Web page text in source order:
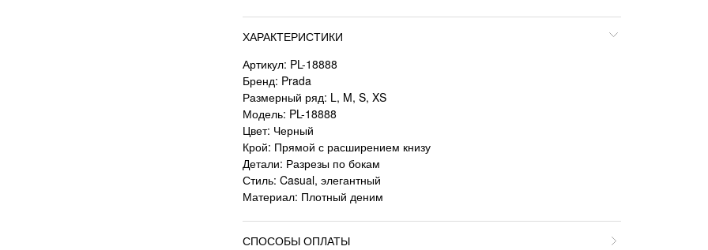
ХАРАКТЕРИСТИКИ
Артикул: PL-18888
Бренд: Prada
Размерный ряд: L, M, S, XS
Модель: PL-18888
Цвет: Черный
Крой: Прямой с расширением книзу
Детали: Разрезы по бокам
Стиль: Casual, элегантный
Материал: Плотный деним
СПОСОБЫ ОПЛАТЫ